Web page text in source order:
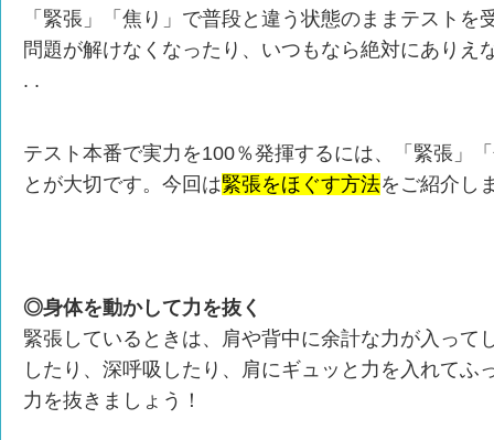
「緊張」「焦り」で普段と違う状態のままテストを
問題が解けなくなったり、いつもなら絶対にありえ
. .
テスト本番で実力を100％発揮するには、「緊張」
とが大切です。今回は緊張をほぐす方法をご紹介し
◎身体を動かして力を抜く
緊張しているときは、肩や背中に余計な力が入って
したり、深呼吸したり、肩にギュッと力を入れてふ
力を抜きましょう！